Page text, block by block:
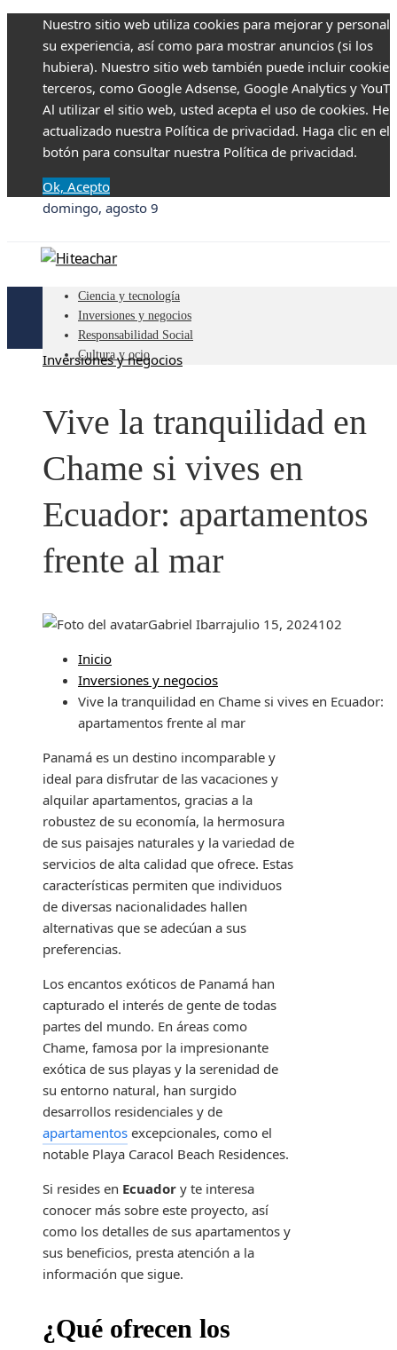
Nuestro sitio web utiliza cookies para mejorar y
su experiencia, así como para mostrar anuncios (si los
hubiera). Nuestro sitio web también puede incluir
terceros, como Google Adsense, Google Analytics y
Al utilizar el sitio web, usted acepta el uso de cookies.
actualizado nuestra Política de privacidad. Haga clic en el
botón para consultar nuestra Política de privacidad.
Ok, Acepto
domingo, agosto 9
Ciencia y tecnología
Inversiones y negocios
Responsabilidad Social
Cultura y ocio
Inversiones y negocios
Vive la tranquilidad en
Chame si vives en
Ecuador: apartamentos
frente al mar
Gabriel Ibarrajulio 15, 2024102
Inicio
Inversiones y negocios
Vive la tranquilidad en Chame si vives en Ecuador:
apartamentos frente al mar
Panamá es un destino incomparable y
ideal para disfrutar de las vacaciones y
alquilar apartamentos, gracias a la
robustez de su economía, la hermosura
de sus paisajes naturales y la variedad de
servicios de alta calidad que ofrece. Estas
características permiten que individuos
de diversas nacionalidades hallen
alternativas que se adecúan a sus
preferencias.
Los encantos exóticos de Panamá han
capturado el interés de gente de todas
partes del mundo. En áreas como
Chame, famosa por la impresionante
exótica de sus playas y la serenidad de
su entorno natural, han surgido
desarrollos residenciales y de
apartamentos excepcionales, como el
notable Playa Caracol Beach Residences.
Si resides en Ecuador y te interesa
conocer más sobre este proyecto, así
como los detalles de sus apartamentos y
sus beneficios, presta atención a la
información que sigue.
¿Qué ofrecen los